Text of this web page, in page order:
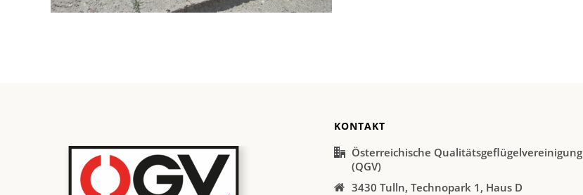
KONTAKT
Österreichische Qualitätsgeflügelvereinigung
(QGV)
3430 Tulln, Technopark 1, Haus D